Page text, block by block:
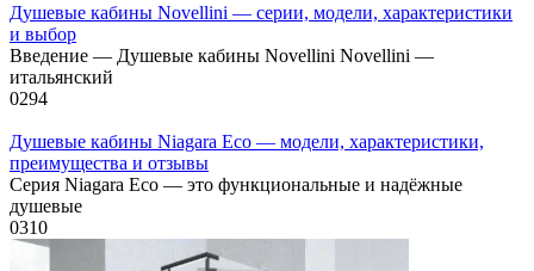
Душевые кабины Novellini — серии, модели, характеристики
и выбор
Введение — Душевые кабины Novellini Novellini —
итальянский
0294
Душевые кабины Niagara Eco — модели, характеристики,
преимущества и отзывы
Серия Niagara Eco — это функциональные и надёжные
душевые
0310